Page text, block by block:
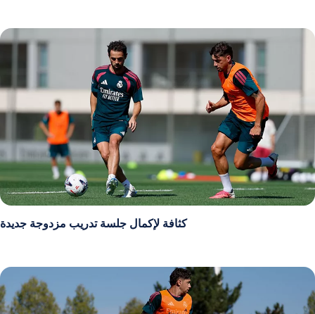
كثافة لإكمال جلسة تدريب مزدوجة جديدة